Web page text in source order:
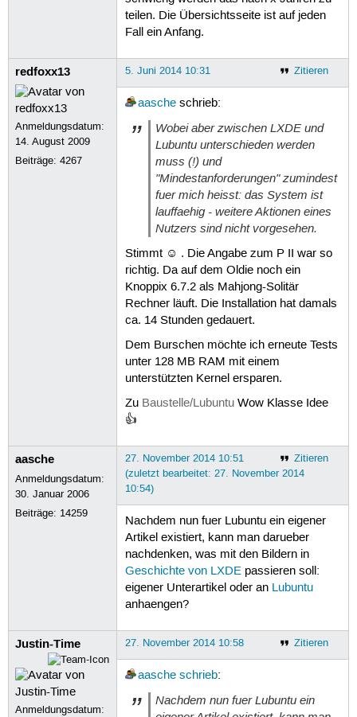
teilen. Die Übersichtsseite ist auf jeden
Fall ein Anfang.
redfoxx13
Anmeldungsdatum:
14. August 2009
Beiträge:4267
Zitieren
5. Juni 2014 10:31
aascheschrieb:
Wobei aber zwischen LXDE und
Lubuntu unterschieden werden
muss (!) und
"Mindestanforderungen" zumindest
fuer mich heisst: das System ist
lauffaehig - weitere Aktionen eines
Nutzers sind nicht vorgesehen.
Stimmt ☺ . Die Angabe zum P II war so
richtig. Da auf dem Oldie noch ein
Knoppix 6.7.2 als Mahjong-Solitär
Rechner läuft. Die Installation hat damals
ca. 14 Stunden gedauert.
Dem Burschen möchte ich erneute Tests
unter 128 MB RAM mit einem
unterstützten Kernel ersparen.
Zu Baustelle/LubuntuWow Klasse Idee
👍
aasche
Anmeldungsdatum:
30. Januar 2006
Beiträge: 14259
Zitieren
27. November 2014 10:51
(zuletzt bearbeitet: 27. November 2014
10:54)
Nachdem nun fuer Lubuntu ein eigener
Artikel existiert, kann man darueber
nachdenken, was mit den Bildern in
Geschichte von LXDEpassieren soll:
eigener Unterartikel oder an Lubuntu
anhaengen?
Justin-Time
Anmeldungsdatum:
Zitieren
27. November 2014 10:58
aasche schrieb:
Nachdem nun fuer Lubuntu ein